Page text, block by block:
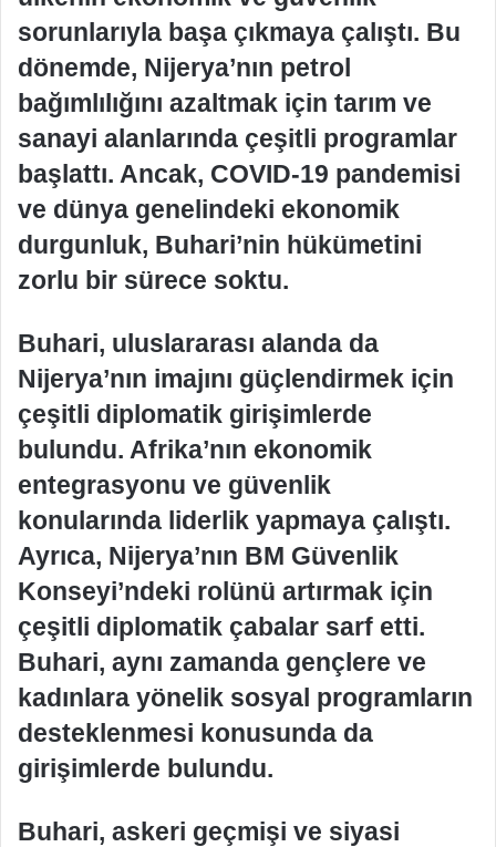
sorunlarıyla başa çıkmaya çalıştı. Bu
dönemde, Nijerya’nın petrol
bağımlılığını azaltmak için tarım ve
sanayi alanlarında çeşitli programlar
başlattı. Ancak, COVID-19 pandemisi
ve dünya genelindeki ekonomik
durgunluk, Buhari’nin hükümetini
zorlu bir sürece soktu.
Buhari, uluslararası alanda da
Nijerya’nın imajını güçlendirmek için
çeşitli diplomatik girişimlerde
bulundu. Afrika’nın ekonomik
entegrasyonu ve güvenlik
konularında liderlik yapmaya çalıştı.
Ayrıca, Nijerya’nın BM Güvenlik
Konseyi’ndeki rolünü artırmak için
çeşitli diplomatik çabalar sarf etti.
Buhari, aynı zamanda gençlere ve
kadınlara yönelik sosyal programların
desteklenmesi konusunda da
girişimlerde bulundu.
Buhari, askeri geçmişi ve siyasi